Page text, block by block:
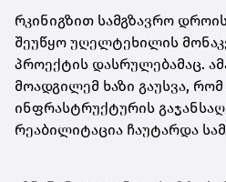
რკინიგზით სამგზავრო
შეუწყო უღელტეხილის
პროექტის დასრულებამაც.
მოადგილემ ხაზი გაუსვა,
ინფრასტრუქტურის
რეაბილიტაცია ჩაუტარდა